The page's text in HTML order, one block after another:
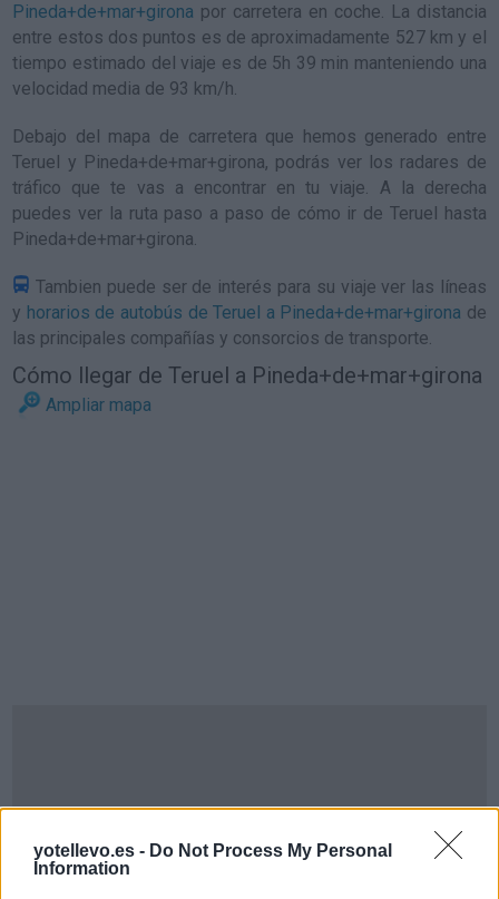
yotellevo.es - Do Not Process My Personal
Information
Pineda+de+mar+girona por carretera en coche. La distancia
entre estos dos puntos es de aproximadamente 527 km y el
tiempo estimado del viaje es de 5h 39 min manteniendo una
velocidad media de 93 km/h.
Debajo del mapa de carretera que hemos generado entre
Teruel y Pineda+de+mar+girona, podrás ver los radares de
tráfico que te vas a encontrar en tu viaje. A la derecha
puedes ver la ruta paso a paso de cómo ir de Teruel hasta
Pineda+de+mar+girona.
Tambien puede ser de interés para su viaje ver las líneas
y horarios de autobús de Teruel a Pineda+de+mar+girona de
las principales compañías y consorcios de transporte.
Cómo llegar de Teruel a Pineda+de+mar+girona
Ampliar mapa